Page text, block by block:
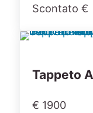
Scontato €
Tappeto
€ 1900